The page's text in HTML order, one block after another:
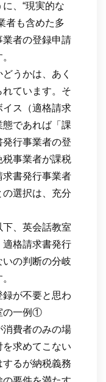
、“現実的な
者も含めた多
業者の登録申請
うかは、あく
れています。そ
イス（適格請求
であれば「課
行事業者の登
事業者が課税
書発行事業者
選択は、充分
、英会話教室
適格請求書発行
の判断の分岐
録が不要と思わ
の一例①
費者のみの場
求めてこない
るが納税義務